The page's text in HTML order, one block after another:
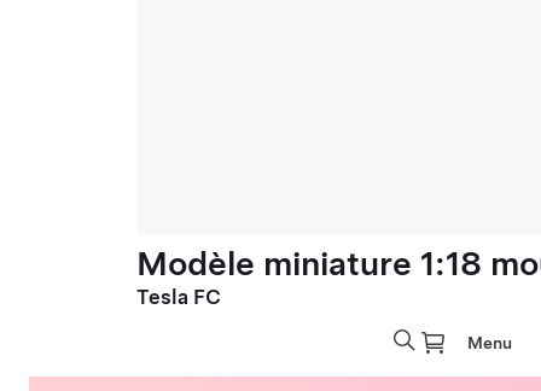
Modèle miniature 1:18
Tesla FC
Menu